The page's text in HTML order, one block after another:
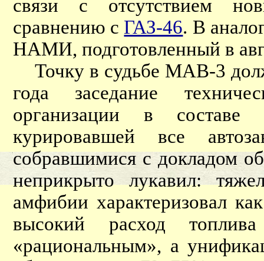
связи с отсутствием
сравнению с ГАЗ-46. В
НАМИ, подготовленный в
Точку в судьбе МАВ-3
года заседание
организации в
курировавшей все
собравшимися с докладом
неприкрыто лукавил:
амфибии характеризовал
высокий расход
«рациональным», а